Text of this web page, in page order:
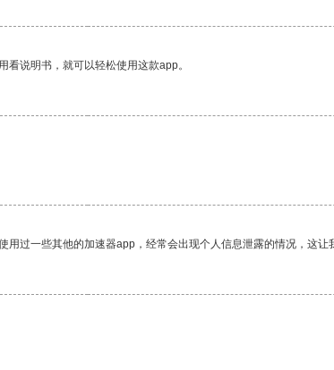
说明书，就可以轻松使用这款app。
过一些其他的加速器app，经常会出现个人信息泄露的情况，这让